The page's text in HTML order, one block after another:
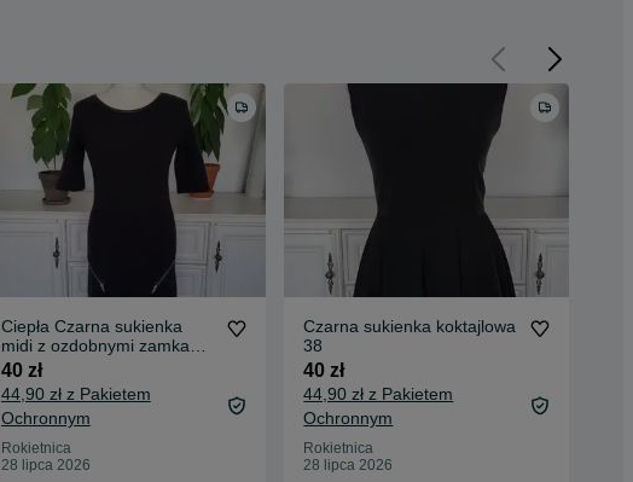
Ciepła Czarna sukienka
midi z ozdobnymi zamkami
38/M
40 zł
44,90 zł z Pakietem
Ochronnym
Rokietnica
28 lipca 2026
Czarna sukienka koktajlowa
38
40 zł
44,90 zł z Pakietem
Ochronnym
Rokietnica
28 lipca 2026